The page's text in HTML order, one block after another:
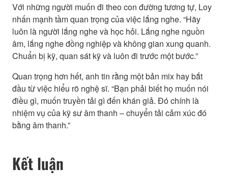
Với những người muốn đi theo con đường tương tự, Loy
nhấn mạnh tầm quan trọng của việc lắng nghe. “Hãy
luôn là người lắng nghe và học hỏi. Lắng nghe nguồn
âm, lắng nghe đồng nghiệp và không gian xung quanh.
Chuẩn bị kỹ, quan sát kỹ và luôn đi trước một bước.”
Quan trọng hơn hết, anh tin rằng một bản mix hay bắt
đầu từ việc hiểu rõ nghệ sĩ. “Bạn phải biết họ muốn nói
điều gì, muốn truyền tải gì đến khán giả. Đó chính là
nhiệm vụ của kỹ sư âm thanh – chuyển tải cảm xúc đó
bằng âm thanh.”
Kết luận